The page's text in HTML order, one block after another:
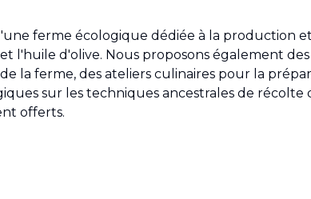
ferme écologique dédiée à la production
l'huile d'olive. Nous proposons également
la ferme, des ateliers culinaires pour la
sur les techniques ancestrales de
offerts.